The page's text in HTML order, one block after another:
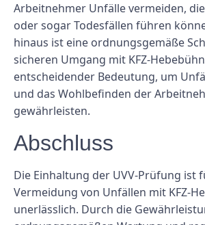
Arbeitnehmer Unfälle vermeiden,
oder sogar Todesfällen führen
hinaus ist eine ordnungsgemäße
sicheren Umgang mit KFZ-
entscheidender Bedeutung, um
und das Wohlbefinden der
gewährleisten.
Abschluss
Die Einhaltung der UVV-Prüfung ist
Vermeidung von Unfällen mit KFZ-
unerlässlich. Durch die